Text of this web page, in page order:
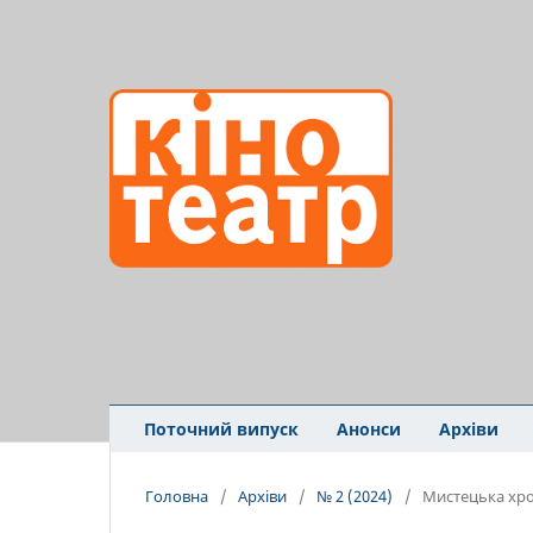
Поточний випуск Анонси Архіви
Головна / Архіви / № 2 (2024) / Мистецька